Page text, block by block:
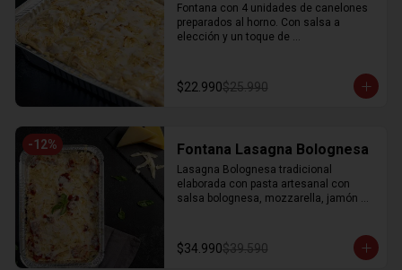
Fontana con 4 unidades de canelones
preparados al horno. Con salsa a
elección y un toque de
$22.990$25.990
-12% Fontana Lasagna Bolognesa
Lasagna Bolognesa tradicional
elaborada con pasta artesanal con
salsa bolognesa, mozzarella, jamón
$34.990$39.590